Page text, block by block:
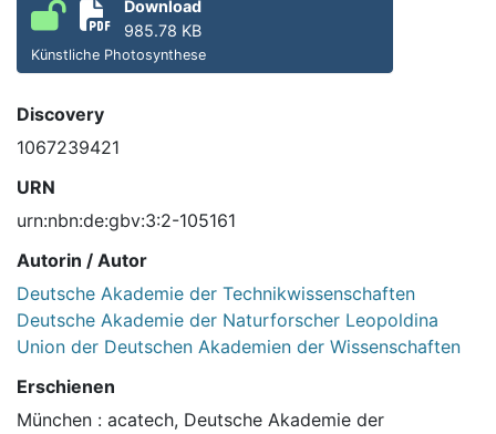
Download
985.78 KB
Künstliche Photosynthese
Discovery
1067239421
URN
urn:nbn:de:gbv:3:2-105161
Autorin / Autor
Deutsche Akademie der Technikwissenschaften
Deutsche Akademie der Naturforscher Leopoldina
Union der Deutschen Akademien der Wissenschaften
Erschienen
München : acatech, Deutsche Akademie der